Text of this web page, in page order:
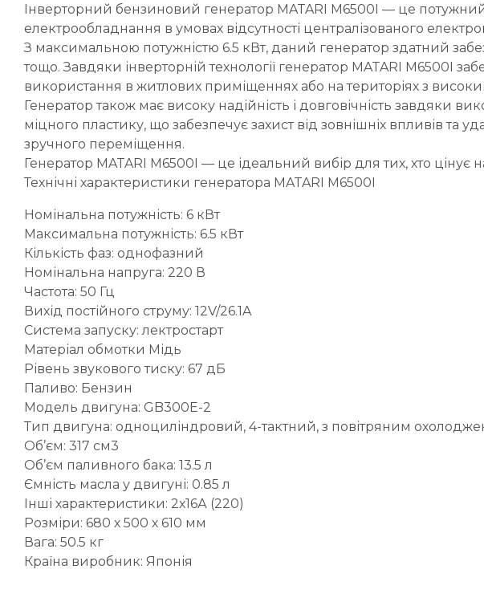
Інверторний бензиновий генератор MATARI M6500I — це
електрообладнання в умовах відсутності централізованого
З максимальною потужністю 6.5 кВт, даний генератор здатний
тощо. Завдяки інверторній технології генератор MATARI M6500I
використання в житлових приміщеннях або на територіях з
Генератор також має високу надійність і довговічність завдяки
міцного пластику, що забезпечує захист від зовнішніх впливів
зручного переміщення.
Генератор MATARI M6500I — це ідеальний вибір для тих, хто цінує
Технічні характеристики генератора MATARI M6500I
Номінальна потужність: 6 кВт
Максимальна потужність: 6.5 кВт
Кількість фаз: однофазний
Номінальна напруга: 220 В
Частота: 50 Гц
Вихід постійного струму: 12V/26.1A
Система запуску: лектростарт
Матеріал обмотки Мідь
Рівень звукового тиску: 67 дБ
Паливо: Бензин
Модель двигуна: GB300E-2
Тип двигуна: одноциліндровий, 4-тактний, з повітряним
Об’єм: 317 см3
Об’єм паливного бака: 13.5 л
Ємність масла у двигуні: 0.85 л
Інші характеристики: 2х16А (220)
Розміри: 680 х 500 х 610 мм
Вага: 50.5 кг
Країна виробник: Японія